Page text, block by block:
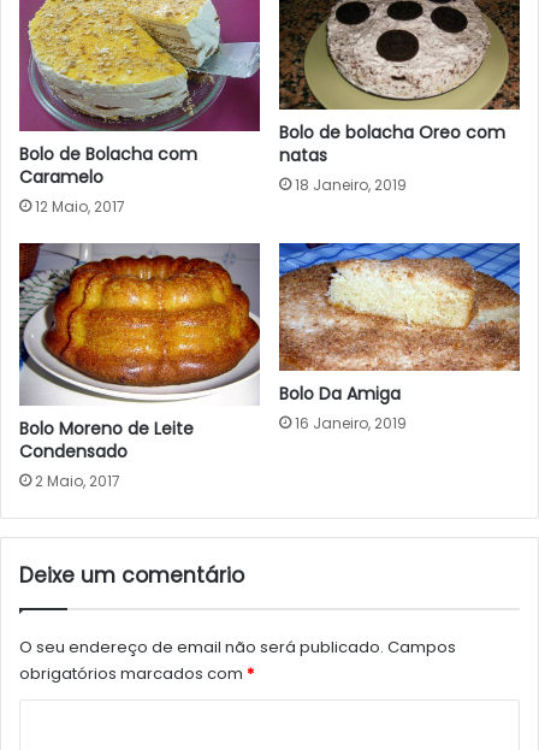
Bolo de Bolacha com
Caramelo
12 Maio, 2017
Bolo de bolacha Oreo com
natas
18 Janeiro, 2019
Bolo Moreno de Leite
Condensado
2 Maio, 2017
Bolo Da Amiga
16 Janeiro, 2019
Deixe um comentário
O seu endereço de email não será publicado. Campos
obrigatórios marcados com *